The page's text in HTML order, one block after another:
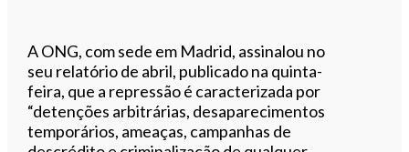
A ONG, com sede em Madrid, assinalou no
seu relatório de abril, publicado na quinta-
feira, que a repressão é caracterizada por
“detenções arbitrárias, desaparecimentos
temporários, ameaças, campanhas de